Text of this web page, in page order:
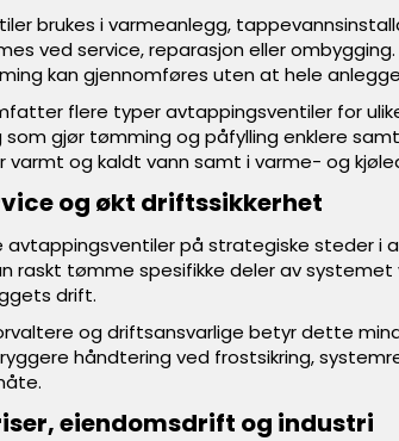
brukes i varmeanlegg,
ved service, reparasjon eller
kan gjennomføres uten at hele
flere typer avtappingsventiler for
som gjør tømming og påfylling enklere
varmt og kaldt vann samt i varme- og
og økt driftssikkerhet
avtappingsventiler på strategiske steder i
raskt tømme spesifikke deler av
drift.
og driftsansvarlige betyr dette
håndtering ved frostsikring,
eiendomsdrift og industri